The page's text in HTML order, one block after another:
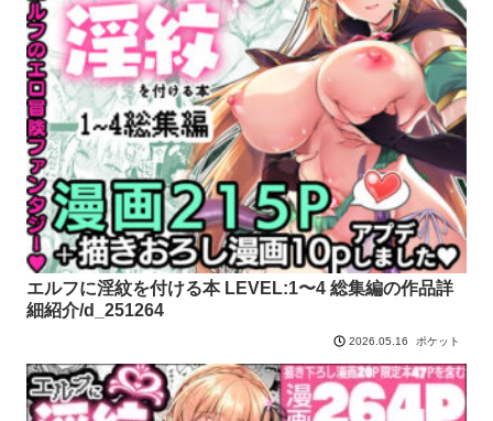
エルフに淫紋を付ける本 LEVEL:1〜4 総集編の作品詳
細紹介/d_251264
2026.05.16 ポケット